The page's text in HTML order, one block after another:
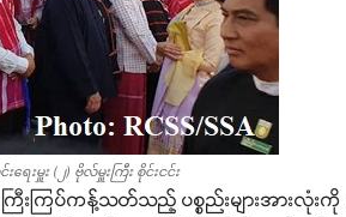
းမှူး (၂) ဗိုလ်မှူးကြီး စိုင်းငင်း
ြပ်ကန့်သတ်သည့် ပစ္စည်းများအားလုံးကို